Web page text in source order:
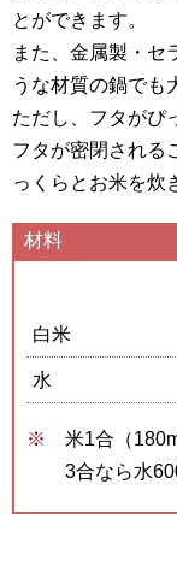
とができます。
また、金属製・セ
うな材質の鍋でも
ただし、フタがぴ
フタが密閉される
っくらとお米を炊
材料
白米
水
米1合（
3合なら水